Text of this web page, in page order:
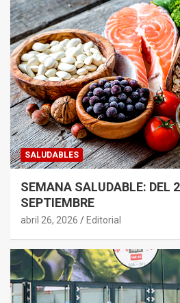
SALUDABLES
SEMANA SALUDABLE: DEL
SEPTIEMBRE
abril 26, 2026 Editorial